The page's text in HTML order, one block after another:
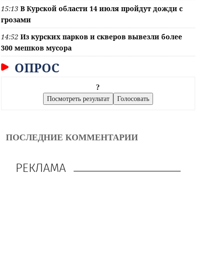
15:13 В Курской области 14 июля пройдут дожди с
грозами
14:52 Из курских парков и скверов вывезли более
300 мешков мусора
ОПРОС
?
ПОСЛЕДНИЕ КОММЕНТАРИИ
РЕКЛАМА